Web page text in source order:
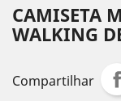
CAMISETA
WALKING
Compartilhar